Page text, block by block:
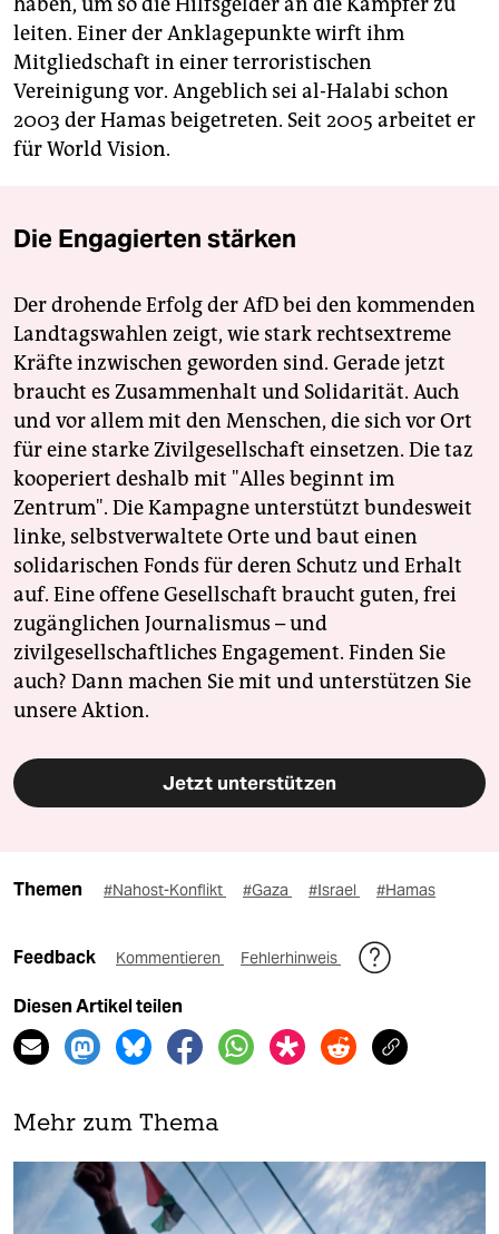
leiten. Einer der Anklagepunkte wirft ihm
Mitgliedschaft in einer terroristischen
Vereinigung vor. Angeblich sei al-Halabi schon
2003 der Hamas beigetreten. Seit 2005 arbeitet er
für World Vision.
Die Engagierten stärken
Der drohende Erfolg der AfD bei den kommenden
Landtagswahlen zeigt, wie stark rechtsextreme
Kräfte inzwischen geworden sind. Gerade jetzt
braucht es Zusammenhalt und Solidarität. Auch
und vor allem mit den Menschen, die sich vor Ort
für eine starke Zivilgesellschaft einsetzen. Die taz
kooperiert deshalb mit "Alles beginnt im
Zentrum". Die Kampagne unterstützt bundesweit
linke, selbstverwaltete Orte und baut einen
solidarischen Fonds für deren Schutz und Erhalt
auf. Eine offene Gesellschaft braucht guten, frei
zugänglichen Journalismus – und
zivilgesellschaftliches Engagement. Finden Sie
auch? Dann machen Sie mit und unterstützen Sie
unsere Aktion.
Jetzt unterstützen
Themen #Nahost-Konflikt #Gaza #Israel #Hamas
Feedback Kommentieren Fehlerhinweis
Diesen Artikel teilen
Mehr zum Thema